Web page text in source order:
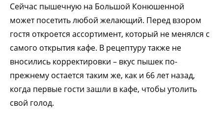
Сейчас пышечную на Большой Конюшенной
может посетить любой желающий. Перед взором
гостя откроется ассортимент, который не менялся с
самого открытия кафе. В рецептуру также не
вносились корректировки – вкус пышек по-
прежнему остается таким же, как и 66 лет назад,
когда первые гости зашли в кафе, чтобы утолить
свой голод.